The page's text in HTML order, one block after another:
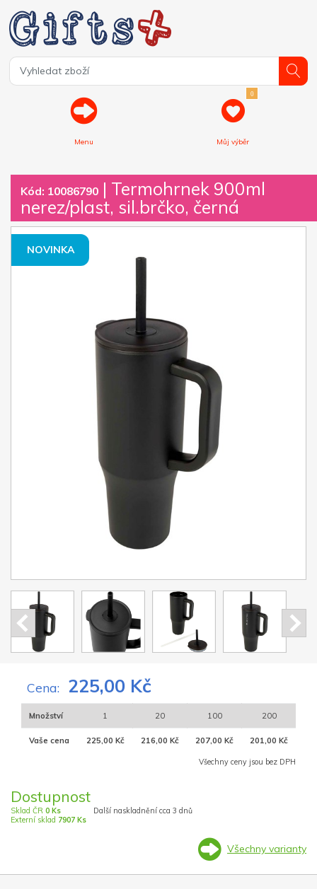
Menu
0
Můj výběr
Kód: 10086790 | Termohrnek 900ml
nerez/plast, sil.brčko, černá
NOVINKA
Cena: 225,00 Kč
Množství 1 20 100 200
Vaše cena 225,00 Kč 216,00 Kč 207,00 Kč 201,00 Kč
Všechny ceny jsou bez DPH
Dostupnost
Sklad ČR 0 Ks
Externí sklad 7907 Ks
Další naskladnění cca 3 dnů
Všechny varianty